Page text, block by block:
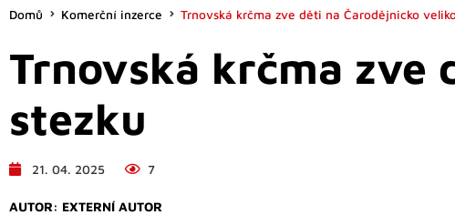
Domů Komerční inzerce Trnovská krčma zve děti na Čarodějnicko
Trnovská krčma zve
stezku
21. 04. 2025 7
AUTOR: EXTERNÍ AUTOR